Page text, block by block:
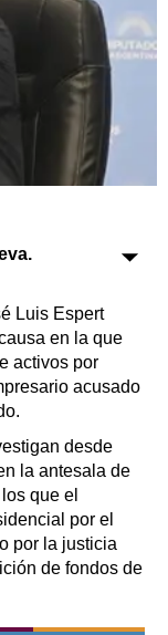
Luis Espert
en la que
activos por
acusado
desde
la antesala de
que el
por el
por la justicia
de fondos de